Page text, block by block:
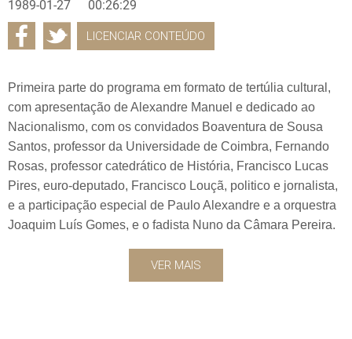
1989-01-27 00:26:29
LICENCIAR CONTEÚDO
Primeira parte do programa em formato de tertúlia cultural,
com apresentação de Alexandre Manuel e dedicado ao
Nacionalismo, com os convidados Boaventura de Sousa
Santos, professor da Universidade de Coimbra, Fernando
Rosas, professor catedrático de História, Francisco Lucas
Pires, euro-deputado, Francisco Louçã, politico e jornalista,
e a participação especial de Paulo Alexandre e a orquestra
Joaquim Luís Gomes, e o fadista Nuno da Câmara Pereira.
VER MAIS